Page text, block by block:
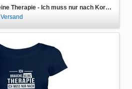
Babybody Ich brauche keine Therapie - Ich muss nur nach Korsika
Versand